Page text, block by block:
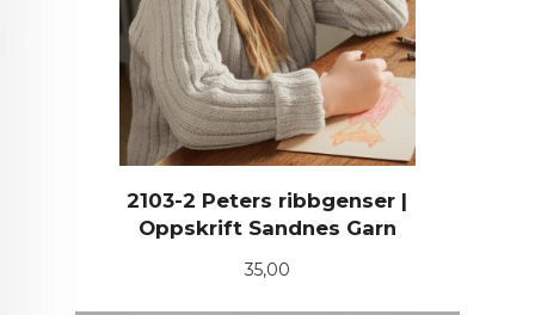
2103-2 Peters ribbgenser |
Oppskrift Sandnes Garn
Pris
35,00